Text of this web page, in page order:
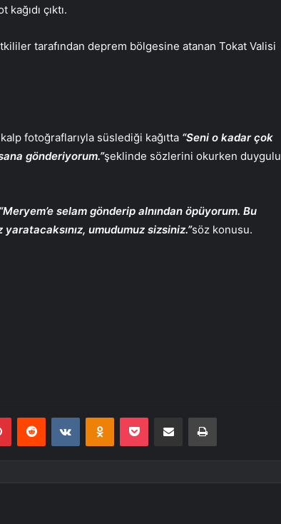
çıktı.
tarafından deprem bölgesine atanan Tokat Valisi
fotoğraflarıyla süslediği kağıtta “Seni o kadar çok
gönderiyorum.”şeklinde sözlerini okurken duygulu
“Meryem’e selam gönderip alnından öpüyorum. Bu
umudumuz sizsiniz.”söz konusu.
PinterestReddit VKontakteOdnoklassniki
Pocket E-Posta ile paylaş Yazdır